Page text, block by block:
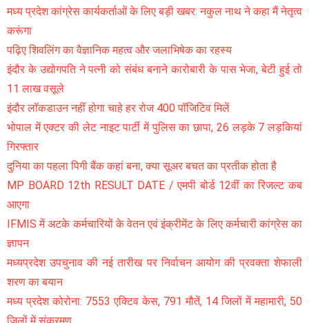
मध्य प्रदेश कांग्रेस कार्यकर्ताओं के लिए बड़ी खबर: नकुल नाथ ने कहा मैं नेतृत्व
करूंगा
पढ़िए शिवलिंग का वैज्ञानिक महत्व और जलाभिषेक का रहस्य
इंदौर के उद्योगपति ने पत्नी को संबंध बनाने कारोबारी के पास भेजा, बेटी हुई तो
11 लाख वसूले
इंदौर लॉकडाउन नहीं होगा चाहे हर रोज 400 पॉजिटिव मिलें
भोपाल में एक्टर की लेट नाइट पार्टी में पुलिस का छापा, 26 लड़के 7 लड़कियां
गिरफ्तार
दुनिया का पहला पिगी बैंक कहां बना, क्या सूअर बचत का प्रतीक होता है
MP BOARD 12th RESULT DATE / एमपी बोर्ड 12वीं का रिजल्ट कब
आएगा
IFMIS में अटके कर्मचारियों के वेतन एवं इंक्रीमेंट के लिए कर्मचारी कांग्रेस का
ज्ञापन
मध्यप्रदेश उपचुनाव की नई तारीख पर निर्वाचन आयोग की प्रवक्ता शेफाली
शरण का बयान
मध्य प्रदेश कोरोना: 7553 एक्टिव केस, 791 मौतें, 14 जिलों में महामारी, 50